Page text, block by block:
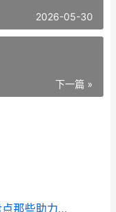
2026-05-30
下一篇 »
绝地求生天才吃鸡必备神器盘点 盘点那些助力吃鸡的绝地求生天才装备